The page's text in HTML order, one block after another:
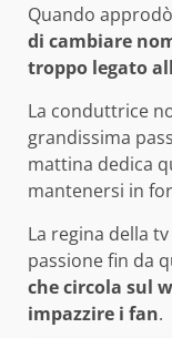
Quando
di cambiare
troppo legato
La conduttrice
grandissima
mattina dedica
mantenersi in
La regina della
passione fin da
che circola sul
impazzire i fan.